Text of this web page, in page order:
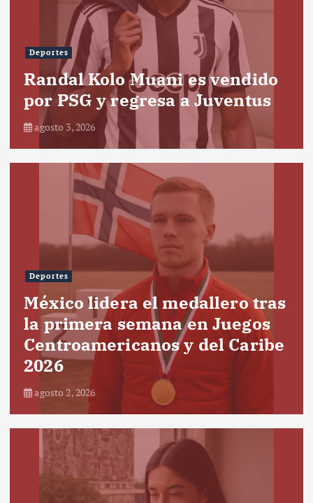
Deportes
Randal Kolo Muani es vendido
por PSG y regresa a Juventus
agosto 3, 2026
Deportes
México lidera el medallero tras
la primera semana en Juegos
Centroamericanos y del Caribe
2026
agosto 2, 2026